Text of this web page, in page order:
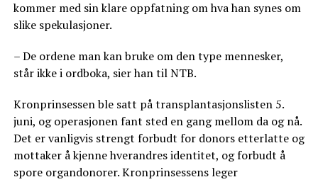
kommer med sin klare oppfatning om hva han synes om
slike spekulasjoner.
– De ordene man kan bruke om den type mennesker,
står ikke i ordboka, sier han til NTB.
Kronprinsessen ble satt på transplantasjonslisten 5.
juni, og operasjonen fant sted en gang mellom da og nå.
Det er vanligvis strengt forbudt for donors etterlatte og
mottaker å kjenne hverandres identitet, og forbudt å
spore organdonorer. Kronprinsessens leger